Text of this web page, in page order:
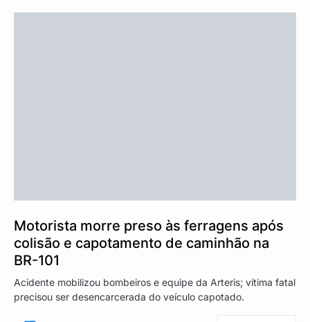
Motorista morre preso às ferragens após
colisão e capotamento de caminhão na
BR-101
Acidente mobilizou bombeiros e equipe da Arteris; vítima fatal
precisou ser desencarcerada do veículo capotado.